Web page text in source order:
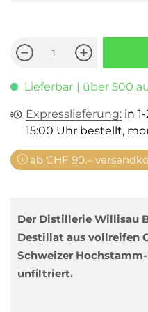
Lieferbar | über 500
Expresslieferung: in
15:00 Uhr bestellt,
ab CHF 90.–
Der Distillerie Willisau
Destillat aus vollreifen
Schweizer
unfiltriert.